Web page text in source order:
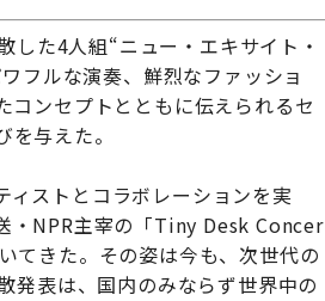
た4人組“ニュー・エキサイト・
フルな演奏、鮮烈なファッショ
コンセプトとともに伝えられるセ
与えた。
ストとコラボレーションを実
・NPR主宰の「Tiny Desk Concer
てきた。その姿は今も、次世代の
発表は、国内のみならず世界中の